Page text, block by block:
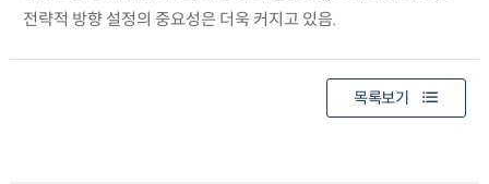
전략적 방향 설정의 중요성은 더욱 커지고 있음.
목록보기